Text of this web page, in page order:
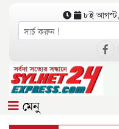
৮ই আগস্ট,
মেনু